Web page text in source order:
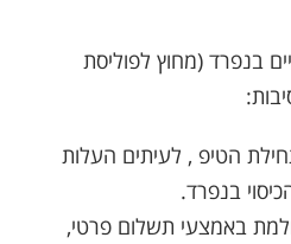
בנפרד (מחוץ לפוליסת
הטיפ , לעיתים העלות
בנפרד.
באמצעי תשלום פרטי,